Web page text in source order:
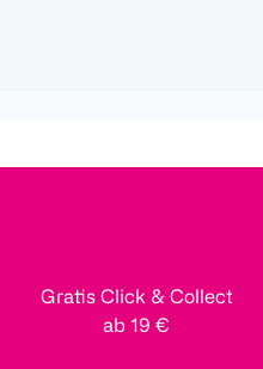
Gratis Click & Collect
ab 19 €